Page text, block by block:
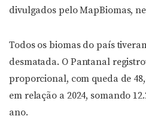
divulgados pelo MapBiomas,
Todos os biomas do país
desmatada. O Pantanal
proporcional, com queda de
em relação a 2024, somando
ano.